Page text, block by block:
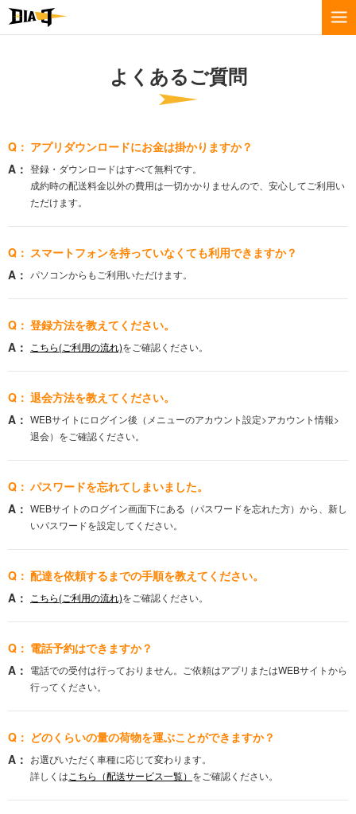
よくあるご質問
アプリダウンロードにお金は掛かりますか？
登録・ダウンロードはすべて無料です。
成約時の配送料金以外の費用は一切かかりませんので、安心してご利用い
ただけます。
スマートフォンを持っていなくても利用できますか？
パソコンからもご利用いただけます。
登録方法を教えてください。
こちら(ご利用の流れ)をご確認ください。
退会方法を教えてください。
WEBサイトにログイン後（メニューのアカウント設定>アカウント情報>
退会）をご確認ください。
パスワードを忘れてしまいました。
WEBサイトのログイン画面下にある（パスワードを忘れた方）から、新し
いパスワードを設定してください。
配達を依頼するまでの手順を教えてください。
こちら(ご利用の流れ)をご確認ください。
電話予約はできますか？
電話での受付は行っておりません。ご依頼はアプリまたはWEBサイトから
行ってください。
どのくらいの量の荷物を運ぶことができますか？
お選びいただく車種に応じて変わります。
詳しくは こちら（配送サービス一覧） をご確認ください。